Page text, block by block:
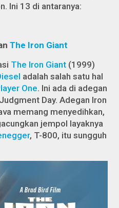
Ini 13 di antaranya:
The Iron Giant
The Iron Giant (1999)
adalah salah satu hal
One. Ini ada di adegan
Day. Adegan Iron
memang menyedihkan,
jempol layaknya
, T-800, itu sungguh